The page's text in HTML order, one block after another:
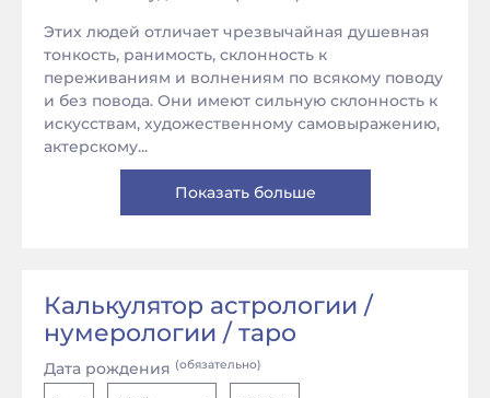
Этих людей отличает чрезвычайная душевная
тонкость, ранимость, склонность к
переживаниям и волнениям по всякому поводу
и без повода. Они имеют сильную склонность к
искусствам, художественному самовыражению,
актерскому...
Показать больше
Калькулятор астрологии /
нумерологии / таро
Дата рождения (обязательно)